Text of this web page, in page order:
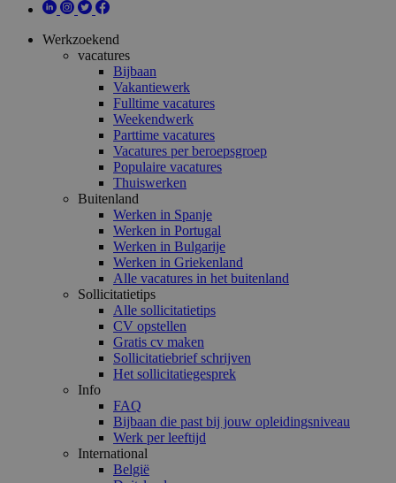
Werkzoekend
vacatures
Bijbaan
Vakantiewerk
Fulltime vacatures
Weekendwerk
Parttime vacatures
Vacatures per beroepsgroep
Populaire vacatures
Thuiswerken
Buitenland
Werken in Spanje
Werken in Portugal
Werken in Bulgarije
Werken in Griekenland
Alle vacatures in het buitenland
Sollicitatietips
Alle sollicitatietips
CV opstellen
Gratis cv maken
Sollicitatiebrief schrijven
Het sollicitatiegesprek
Info
FAQ
Bijbaan die past bij jouw opleidingsniveau
Werk per leeftijd
International
België